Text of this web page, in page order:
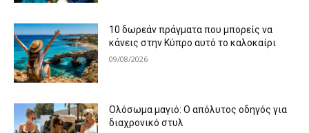
10 δωρεάν πράγματα που μπορείς να
κάνεις στην Κύπρο αυτό το καλοκαίρι
09/08/2026
Ολόσωμα μαγιό: Ο απόλυτος οδηγός για
διαχρονικό στυλ